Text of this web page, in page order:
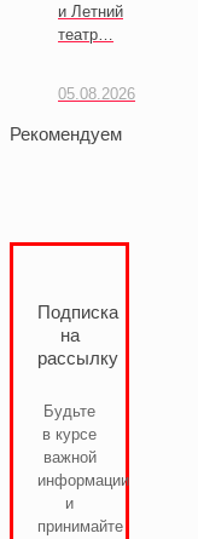
и Летний
театр…
05.08.2026
Рекомендуем
Подписка
на
рассылку
Будьте
в курсе
важной
информации
и
принимайте